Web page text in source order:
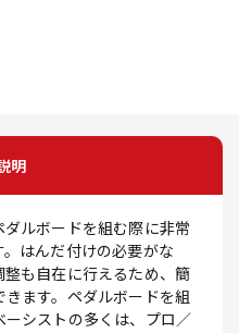
明
ルボードを組む際に非常
はんだ付けの必要がな
も自在に行えるため、簡
ます。ペダルボードを組
シストの多くは、プロ／